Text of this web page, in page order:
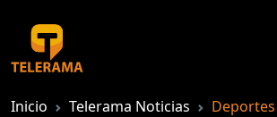
Inicio Telerama Noticias Deportes